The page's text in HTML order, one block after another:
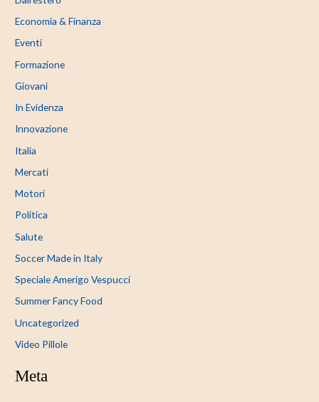
Economia & Finanza
Eventi
Formazione
Giovani
In Evidenza
Innovazione
Italia
Mercati
Motori
Politica
Salute
Soccer Made in Italy
Speciale Amerigo Vespucci
Summer Fancy Food
Uncategorized
Video Pillole
Meta